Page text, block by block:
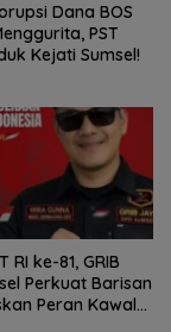
Dana BOS
PST
Kejati Sumsel!
RI ke-81, GRIB
Perkuat Barisan
Peran Kawal